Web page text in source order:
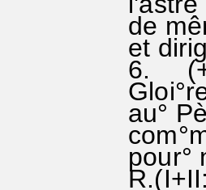
de
et
6. (+
au°
pour°